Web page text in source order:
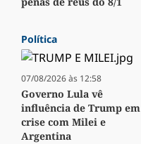
Política
07/08/2026 às 12:58
Governo Lula vê
influência de Trump em
crise com Milei e
Argentina